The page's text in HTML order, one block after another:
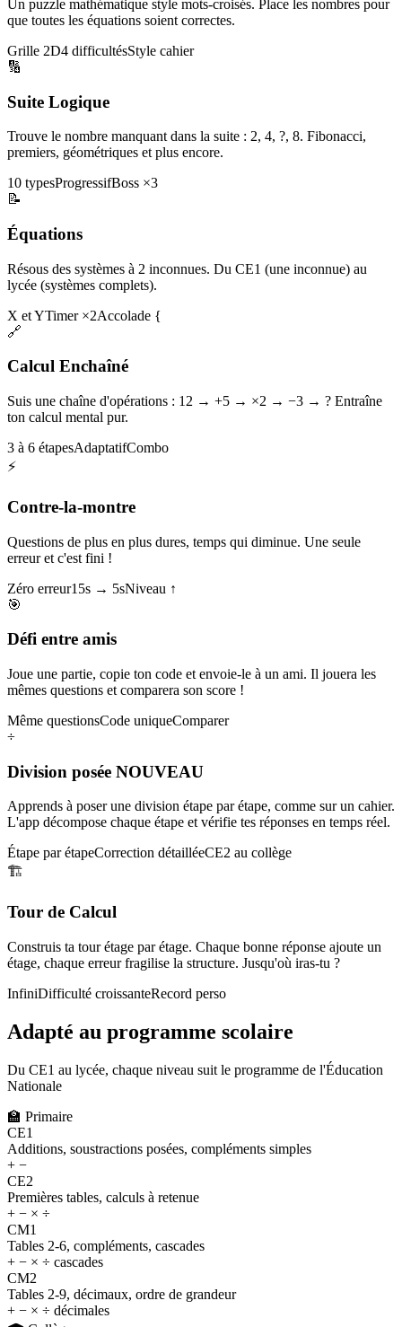
Un puzzle mathématique style mots-croisés. Place les nombres pour
que toutes les équations soient correctes.
Grille 2D4 difficultésStyle cahier
🔢
Suite Logique
Trouve le nombre manquant dans la suite : 2, 4, ?, 8. Fibonacci,
premiers, géométriques et plus encore.
10 typesProgressifBoss ×3
📝
Équations
Résous des systèmes à 2 inconnues. Du CE1 (une inconnue) au
lycée (systèmes complets).
X et YTimer ×2Accolade {
🔗
Calcul Enchaîné
Suis une chaîne d'opérations : 12 → +5 → ×2 → −3 → ? Entraîne
ton calcul mental pur.
3 à 6 étapesAdaptatifCombo
⚡
Contre-la-montre
Questions de plus en plus dures, temps qui diminue. Une seule
erreur et c'est fini !
Zéro erreur15s → 5sNiveau ↑
🎯
Défi entre amis
Joue une partie, copie ton code et envoie-le à un ami. Il jouera les
mêmes questions et comparera son score !
Même questionsCode uniqueComparer
÷
Division posée NOUVEAU
Apprends à poser une division étape par étape, comme sur un cahier.
L'app décompose chaque étape et vérifie tes réponses en temps réel.
Étape par étapeCorrection détailléeCE2 au collège
🏗️
Tour de Calcul
Construis ta tour étage par étage. Chaque bonne réponse ajoute un
étage, chaque erreur fragilise la structure. Jusqu'où iras-tu ?
InfiniDifficulté croissanteRecord perso
Adapté au programme scolaire
Du CE1 au lycée, chaque niveau suit le programme de l'Éducation
Nationale
🏫 Primaire
CE1
Additions, soustractions posées, compléments simples
+ −
CE2
Premières tables, calculs à retenue
+ − × ÷
CM1
Tables 2-6, compléments, cascades
+ − × ÷ cascades
CM2
Tables 2-9, décimaux, ordre de grandeur
+ − × ÷ décimales